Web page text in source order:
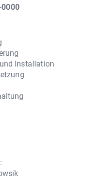
Installation